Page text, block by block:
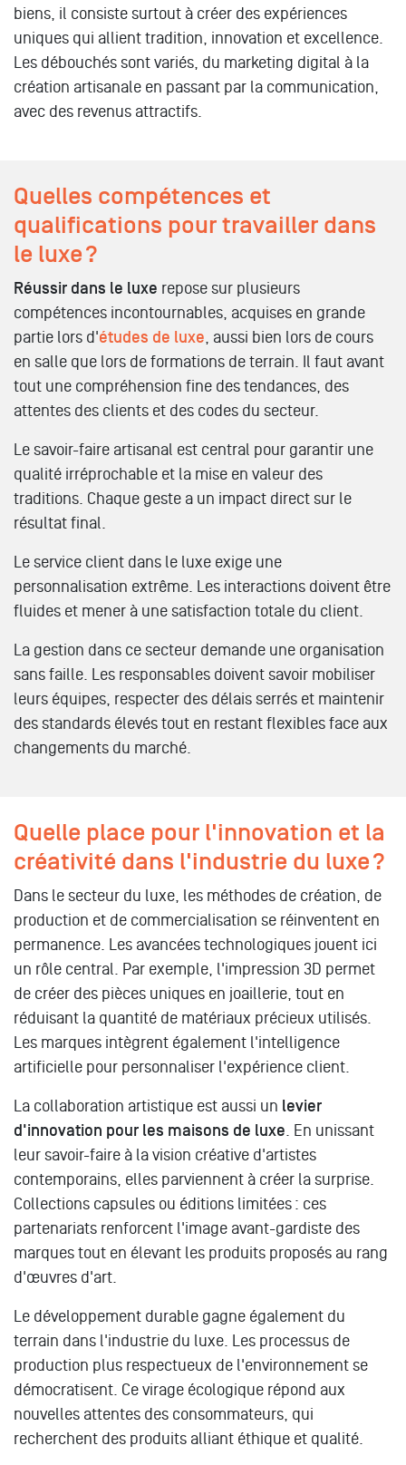
biens, il consiste surtout à créer des expériences
uniques qui allient tradition, innovation et excellence.
Les débouchés sont variés, du marketing digital à la
création artisanale en passant par la communication,
avec des revenus attractifs.
Quelles compétences et
qualifications pour travailler dans
le luxe ?
Réussir dans le luxe repose sur plusieurs
compétences incontournables, acquises en grande
partie lors d'études de luxe , aussi bien lors de cours
en salle que lors de formations de terrain. Il faut avant
tout une compréhension fine des tendances, des
attentes des clients et des codes du secteur.
Le savoir-faire artisanal est central pour garantir une
qualité irréprochable et la mise en valeur des
traditions. Chaque geste a un impact direct sur le
résultat final.
Le service client dans le luxe exige une
personnalisation extrême. Les interactions doivent être
fluides et mener à une satisfaction totale du client.
La gestion dans ce secteur demande une organisation
sans faille. Les responsables doivent savoir mobiliser
leurs équipes, respecter des délais serrés et maintenir
des standards élevés tout en restant flexibles face aux
changements du marché.
Quelle place pour l'innovation et la
créativité dans l'industrie du luxe ?
Dans le secteur du luxe, les méthodes de création, de
production et de commercialisation se réinventent en
permanence. Les avancées technologiques jouent ici
un rôle central. Par exemple, l'impression 3D permet
de créer des pièces uniques en joaillerie, tout en
réduisant la quantité de matériaux précieux utilisés.
Les marques intègrent également l'intelligence
artificielle pour personnaliser l'expérience client.
La collaboration artistique est aussi un levier
d'innovation pour les maisons de luxe . En unissant
leur savoir-faire à la vision créative d'artistes
contemporains, elles parviennent à créer la surprise.
Collections capsules ou éditions limitées : ces
partenariats renforcent l'image avant-gardiste des
marques tout en élevant les produits proposés au rang
d'œuvres d'art.
Le développement durable gagne également du
terrain dans l'industrie du luxe. Les processus de
production plus respectueux de l'environnement se
démocratisent. Ce virage écologique répond aux
nouvelles attentes des consommateurs, qui
recherchent des produits alliant éthique et qualité.